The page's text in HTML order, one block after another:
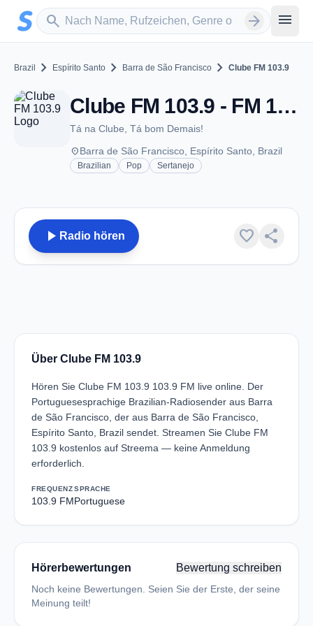
Zum Hauptinhalt springen
search
Sender suchen arrow_forward menu
Brazil chevron_right Espírito Santo chevron_right Barra de São Francisco chevron_right Clube FM 103.9
Clube FM 103.9 - FM 103.9 - Barra de São Francisco
Tá na Clube, Tá bom Demais!
placeBarra de São Francisco, Espírito Santo, Brazil
Brazilian Pop Sertanejo
play_arrow Radio hören favorite share
Über Clube FM 103.9
Hören Sie Clube FM 103.9 103.9 FM live online. Der
Portuguesesprachige Brazilian-Radiosender aus Barra
de São Francisco, der aus Barra de São Francisco,
Espírito Santo, Brazil sendet. Streamen Sie Clube FM
103.9 kostenlos auf Streema — keine Anmeldung
erforderlich.
FREQUENZ
103.9 FM
SPRACHE
Portuguese
Hörerbewertungen Bewertung schreiben
Noch keine Bewertungen. Seien Sie der Erste, der seine
Meinung teilt!